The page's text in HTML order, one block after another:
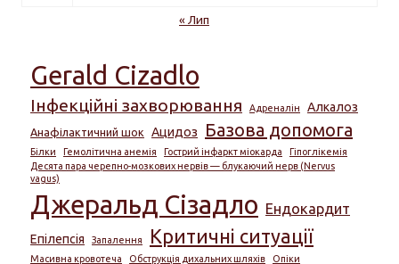
« Лип
Gerald Cizadlo
Інфекційні захворювання Адреналін Алкалоз
Анафілактичний шок Ацидоз Базова допомога
Білки Гемолітична анемія Гострий інфаркт міокарда
Гіпоглікемія
Десята пара черепно-мозкових нервів — блукаючий нерв (Nervus
vagus)
Джеральд Сізадло Ендокардит
Епілепсія Запалення Критичні ситуації
Масивна кровотеча Обструкція дихальних шляхів Опіки